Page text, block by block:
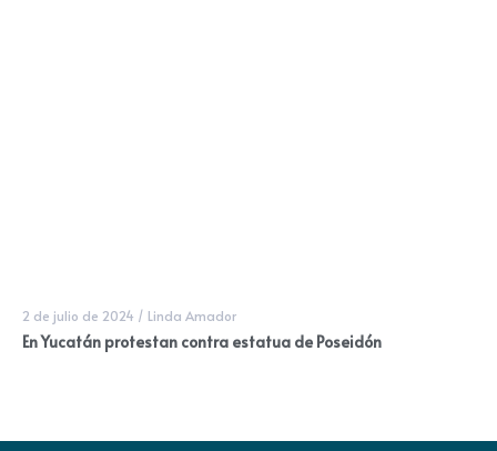
2 de julio de 2024 / Linda Amador
En Yucatán protestan contra estatua de Poseidón